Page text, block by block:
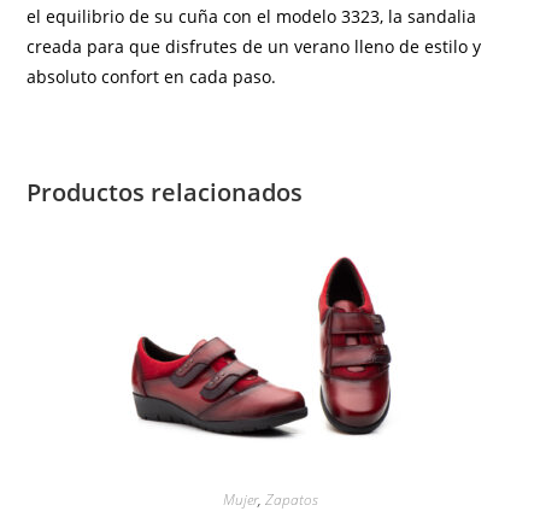
el equilibrio de su cuña con el modelo 3323, la sandalia
creada para que disfrutes de un verano lleno de estilo y
absoluto confort en cada paso.
Productos relacionados
Mujer, Zapatos